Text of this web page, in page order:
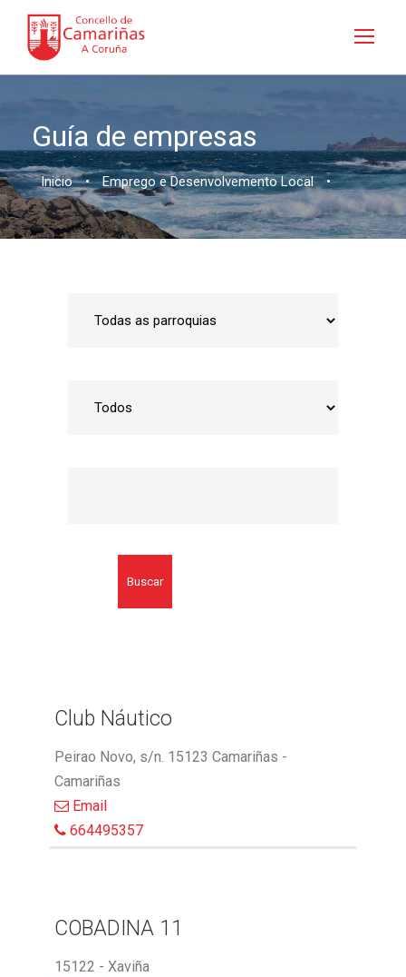
Guía de empresas
Inicio • Emprego e Desenvolvemento Local •
Buscar
Club Náutico
Peirao Novo, s/n. 15123 Camariñas -
Camariñas
Email
664495357
COBADINA 11
15122 - Xaviña